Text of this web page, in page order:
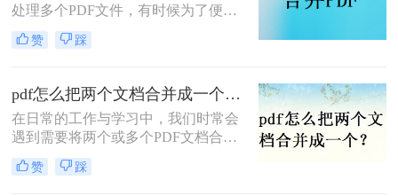
处理多个PDF文件，有时候为了便于
管理和阅读，我们希望将这些文件合
并成一个PDF文档。幸运的是，现在
实现这一目标。那么如何把pdf合并到
一起呢？本文将介绍几种常用的方法
来合并PDF文件，适合不同场景下的
使用需求。
赞 踩
pdf怎么把两个文档合并成一个？这三种秘方分享给你!
在日常的工作与学习中，我们时常会
遇到需要将两个或多个PDF文档合并
为一个文件的情况。这种需求可能源
于多种原因，比如整合报告、汇总学
赞 踩